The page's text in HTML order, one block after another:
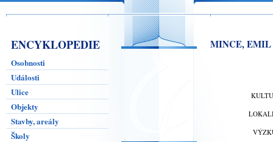
ENCYKLOPEDIE
Osobnosti
Události
Ulice
Objekty
Stavby, areály
Školy
MINCE, EMIL